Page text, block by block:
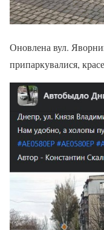
Оновлена вул.
припаркувалися,